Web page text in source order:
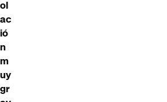
ol
ac
ió
n
m
uy
gr